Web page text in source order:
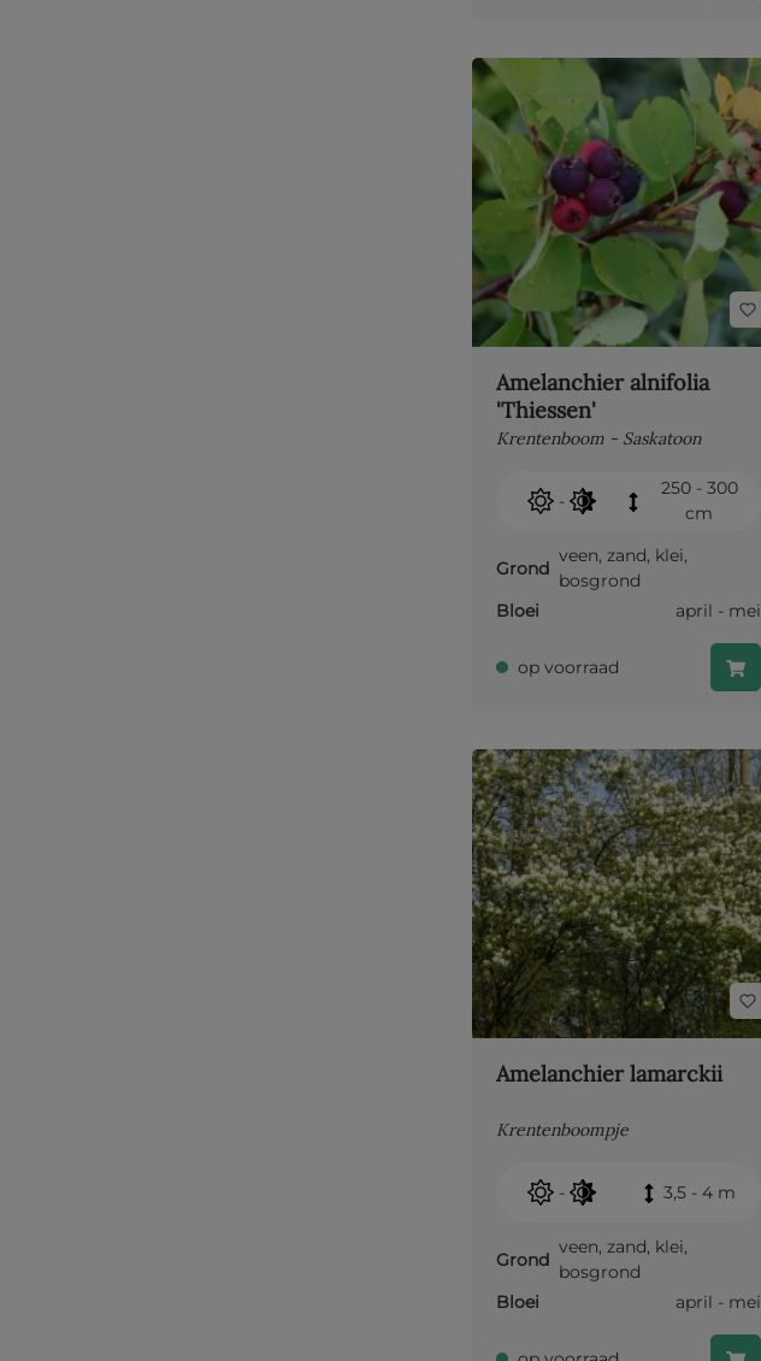
Amelanchier alnifolia
'Thiessen'
Krentenboom - Saskatoon
-
250 - 300
cm
Grond
veen, zand, klei,
bosgrond
Bloei
april - mei
op voorraad
Amelanchier lamarckii
Krentenboompje
- 3,5 - 4 m
Grond
veen, zand, klei,
bosgrond
Bloei
april - mei